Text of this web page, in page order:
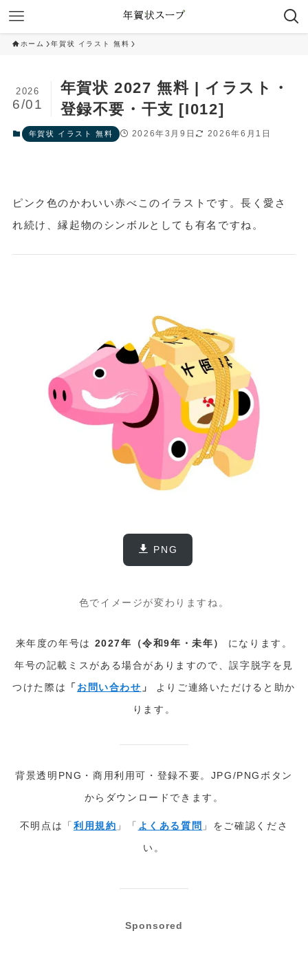
ホーム 年賀状 イラスト 無料
年賀状 2027 無料 | イラスト・
登録不要・干支 [I012]
2026
6/01
年賀状 イラスト 無料 2026年3月9日 2026年6月1日
ピンク色のかわいい赤べこのイラストです。長く愛さ
れ続け、縁起物のシンボルとしても有名ですね。
PNG
色でイメージが変わりますね。
来年度の年号は 2027年（令和9年・未年）
になります。
年号の記載ミスがある場合がありますので、誤字脱字を見
つけた際は
「 お問い合わせ 」
よりご連絡いただけると助か
ります。
背景透明PNG・商用利用可・登録不要。JPG/PNGボタン
からダウンロードできます。
不明点は「利用規約 」「 よくある質問 」をご確認くださ
い。
Sponsored